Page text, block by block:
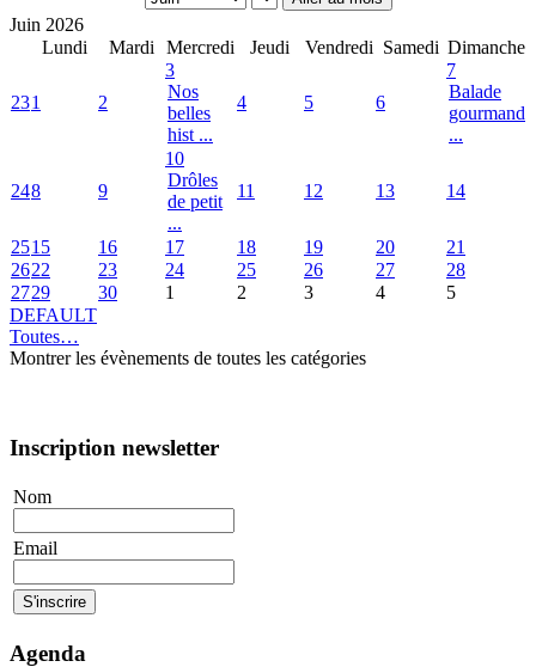
Juin 2026
Lundi
Mardi Mercredi Jeudi Vendredi Samedi Dimanche
231 2
3
Nos
belles
hist ...
4 5 6
7
Balade
gourmand
...
248 9
10
Drôles
de petit
...
11 12 13 14
2515 16 17 18 19 20
21
2622 23 24 25 26 27
28
2729 30 1 2 3 4
5
DEFAULT
Toutes…
Montrer les évènements de toutes les catégories
Inscription newsletter
Nom
Email
Agenda